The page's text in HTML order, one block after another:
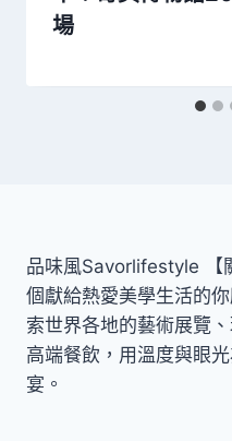
場
品味風Savorlifestyle 【
個獻給熱愛美學生活的
索世界各地的藝術展覽
高端餐飲，用溫度與眼
宴。